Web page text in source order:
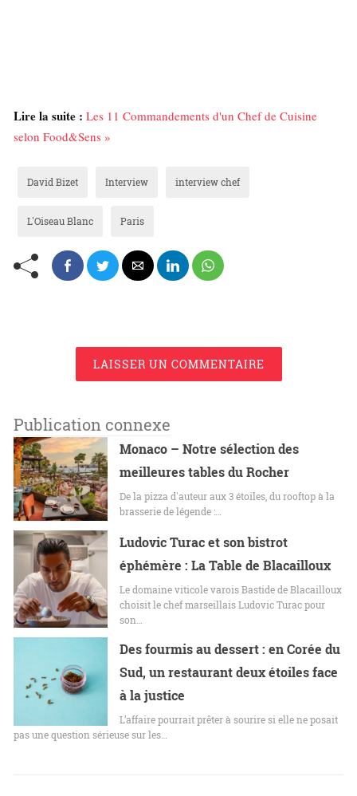
Lire la suite : Les 11 Commandements d'un Chef de Cuisine
selon Food&Sens »
David Bizet Interview interview chef
L'Oiseau Blanc Paris
LAISSER UN COMMENTAIRE
Publication connexe
Monaco – Notre sélection des
meilleures tables du Rocher
De la pizza d'auteur aux 3 étoiles, du rooftop à la
brasserie de légende :…
Ludovic Turac et son bistrot
éphémère : La Table de Blacailloux
Le domaine viticole varois Bastide de Blacailloux
choisit le chef marseillais Ludovic Turac pour
son…
Des fourmis au dessert : en Corée du
Sud, un restaurant deux étoiles face
à la justice
L’affaire pourrait prêter à sourire si elle ne posait
pas une question sérieuse sur les…